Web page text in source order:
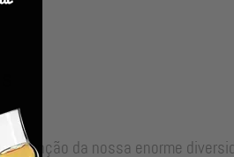
junção da nossa enorme